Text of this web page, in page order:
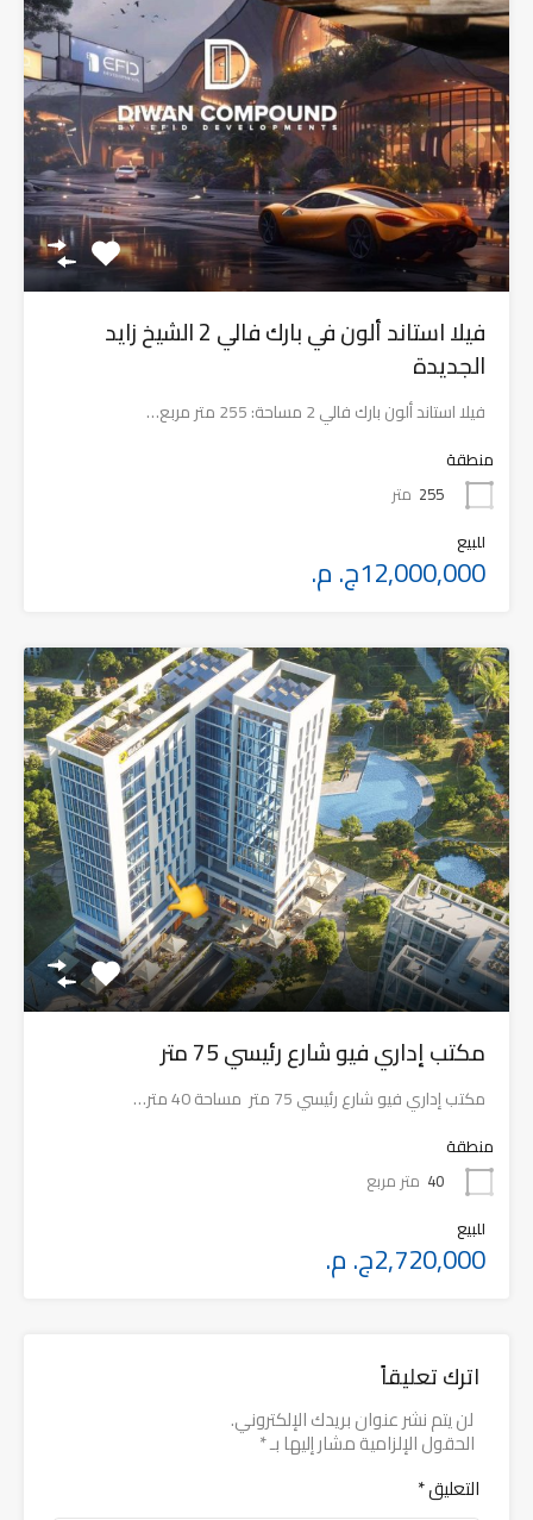
فيلا استاند ألون في بارك فالي 2 الشيخ زايد
الجديدة
⁠فيلا استاند ألون بارك فالي 2 مساحة: 255 متر مربع…
منطقة
255 متر
للبيع
12,000,000ج. م.
مكتب إداري فيو شارع رئيسي 75 متر
مكتب إداري فيو شارع رئيسي 75 متر مساحة 40 متر…
منطقة
40 متر مربع
للبيع
2,720,000ج. م.
اترك تعليقاً
لن يتم نشر عنوان بريدك الإلكتروني.
الحقول الإلزامية مشار إليها بـ*
التعليق*